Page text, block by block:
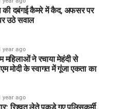
की दबंगई कैमरे में कैद, अफसर पर
उठे सवाल
year ago
महिलाओं ने रचाया मेहंदी से
मोदी के स्वागत में गूंजा एकता का
year ago